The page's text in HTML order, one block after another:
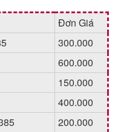
Đơn Giá
300.000
600.000
150.000
400.000
200.000